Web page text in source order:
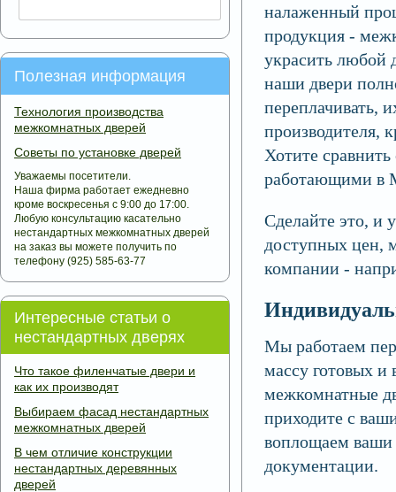
Полезная информация
Технология производства
межкомнатных дверей
Советы по установке дверей
Уважаемы посетители.
Наша фирма работает ежедневно
кроме воскресенья с 9:00 до 17:00.
Любую консультацию касательно
нестандартных межкомнатных дверей
на заказ вы можете получить по
телефону (925) 585-63-77
Интересные статьи о
нестандартных дверях
Что такое филенчатые двери и
как их производят
Выбираем фасад нестандартных
межкомнатных дверей
В чем отличие конструкции
нестандартных деревянных
дверей
налаженный
продукция -
украсить любой
наши двери
переплачивать,
производителя,
Хотите
работающими в
Сделайте это, и
доступных цен,
компании -
Мы работаем
массу готовых и
межкомнатные
приходите с
воплощаем ваши
документации.